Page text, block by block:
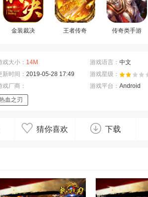
金装裁决 王者传奇 传奇类手游
戏大小： 14M 游戏语言： 中文
新时间： 2019-05-28 17:49
游戏星级：
戏厂商： 游戏平台： Android
血之刃
猜你喜欢 下载